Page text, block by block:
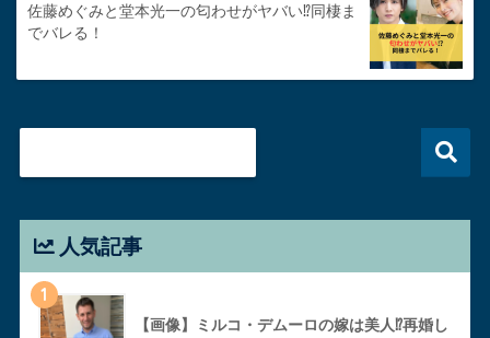
佐藤めぐみと堂本光一の匂わせがヤバい⁉︎同棲ま
でバレる！
人気記事
1
【画像】ミルコ・デムーロの嫁は美人⁉︎再婚し